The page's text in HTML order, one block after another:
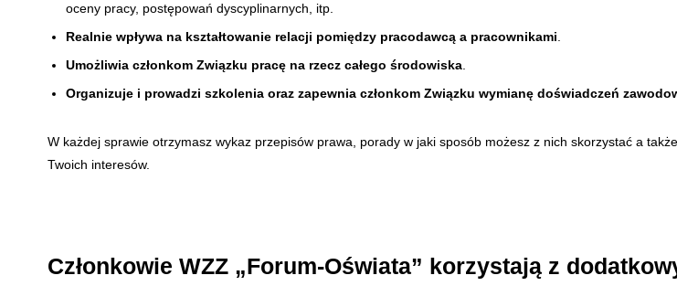
oceny pracy, postępowań dyscyplinarnych, itp.
Realnie wpływa na kształtowanie relacji pomiędzy pracodawcą a pracownikami
Umożliwia członkom Związku pracę na rzecz całego środowiska
Organizuje i prowadzi szkolenia oraz zapewnia członkom Związku wymianę doświadczeń
W każdej sprawie otrzymasz wykaz przepisów prawa, porady w jaki sposób możesz z nich skorzystać a
Twoich interesów.
Członkowie WZZ „Forum-Oświata” korzystają z